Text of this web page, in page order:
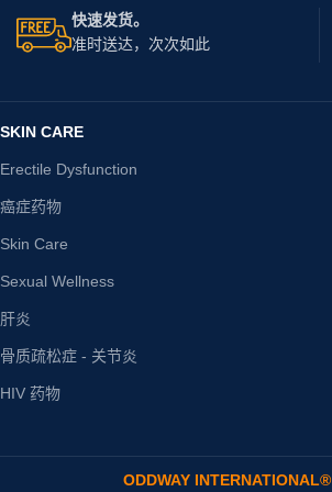
快速发货。
准时送达，次次如此
SKIN CARE
Erectile Dysfunction
癌症药物
Skin Care
Sexual Wellness
肝炎
骨质疏松症 - 关节炎
HIV 药物
ODDWAY INTERNATIONAL®